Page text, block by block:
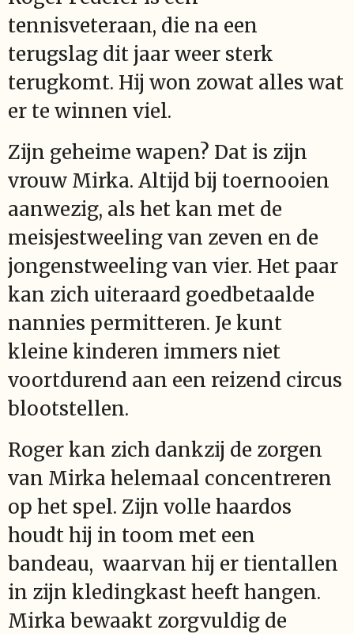
tennisveteraan, die na een
terugslag dit jaar weer sterk
terugkomt. Hij won zowat alles wat
er te winnen viel.
Zijn geheime wapen? Dat is zijn
vrouw Mirka. Altijd bij toernooien
aanwezig, als het kan met de
meisjestweeling van zeven en de
jongenstweeling van vier. Het paar
kan zich uiteraard goedbetaalde
nannies permitteren. Je kunt
kleine kinderen immers niet
voortdurend aan een reizend circus
blootstellen.
Roger kan zich dankzij de zorgen
van Mirka helemaal concentreren
op het spel. Zijn volle haardos
houdt hij in toom met een
bandeau, waarvan hij er tientallen
in zijn kledingkast heeft hangen.
Mirka bewaakt zorgvuldig de